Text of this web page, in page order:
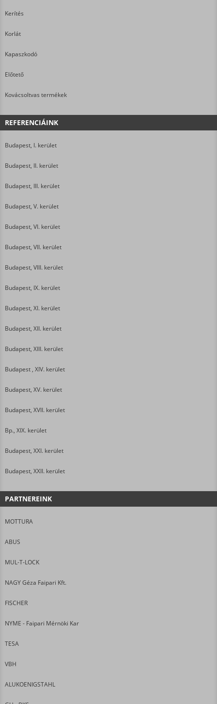
Kerítés
Korlát
Kapaszkodó
Előtető
Kovácsoltvas termékek
REFERENCIÁINK
Budapest, I. kerület
Budapest, II. kerület
Budapest, III. kerület
Budapest, V. kerület
Budapest, VI. kerület
Budapest, VII. kerület
Budapest, VIII. kerület
Budapest, IX. kerület
Budapest, XI. kerület
Budapest, XII. kerület
Budapest, XIII. kerület
Budapest , XIV. kerület
Budapest, XV. kerület
Budapest, XVII. kerület
Bp., XIX. kerület
Budapest, XXI. kerület
Budapest, XXII. kerület
PARTNEREINK
MOTTURA
ABUS
MUL-T-LOCK
NAGY Géza Faipari Kft.
FISCHER
NYME - Faipari Mérnöki Kar
TESA
VBH
ALUKOENIGSTAHL